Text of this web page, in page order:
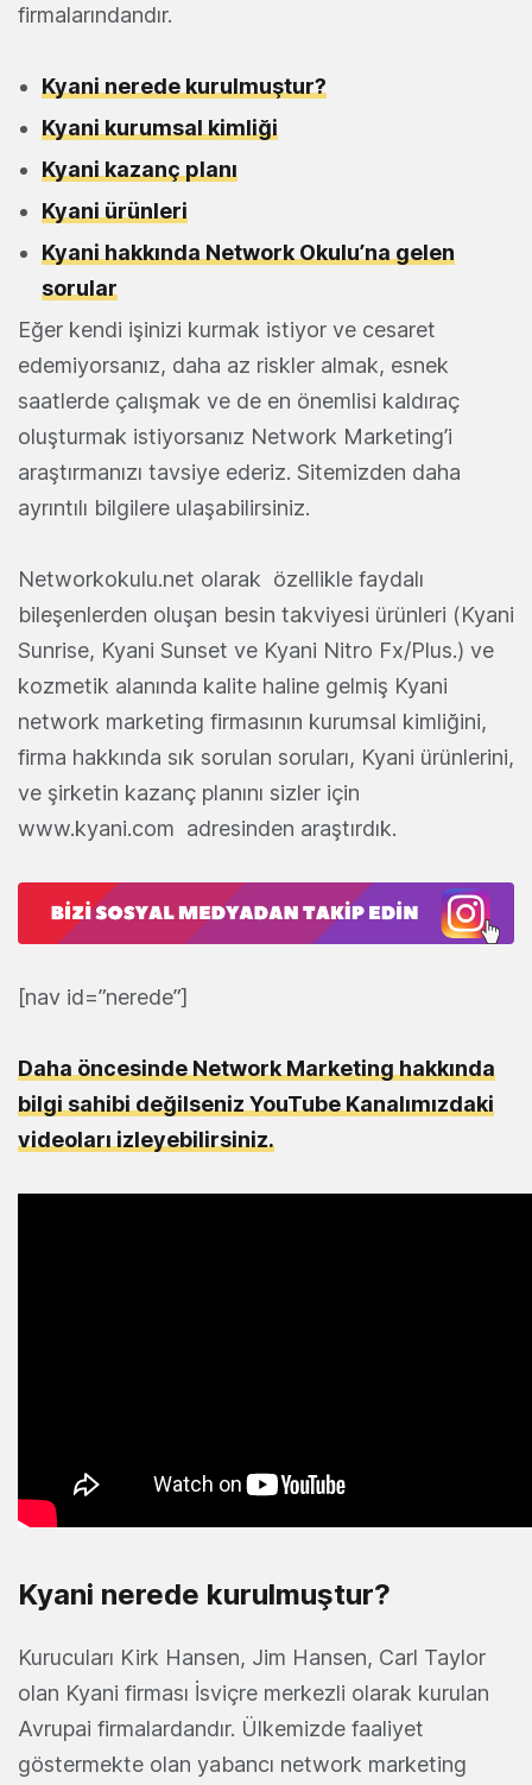
firmalarındandır.
Kyani nerede kurulmuştur?
Kyani kurumsal kimliği
Kyani kazanç planı
Kyani ürünleri
Kyani hakkında Network Okulu’na gelen
sorular
Eğer kendi işinizi kurmak istiyor ve cesaret
edemiyorsanız, daha az riskler almak, esnek
saatlerde çalışmak ve de en önemlisi kaldıraç
oluşturmak istiyorsanız Network Marketing’i
araştırmanızı tavsiye ederiz. Sitemizden daha
ayrıntılı bilgilere ulaşabilirsiniz.
Networkokulu.net olarak özellikle faydalı
bileşenlerden oluşan besin takviyesi ürünleri (Kyani
Sunrise, Kyani Sunset ve Kyani Nitro Fx/Plus.) ve
kozmetik alanında kalite haline gelmiş Kyani
network marketing firmasının kurumsal kimliğini,
firma hakkında sık sorulan soruları, Kyani ürünlerini,
ve şirketin kazanç planını sizler için
www.kyani.com adresinden araştırdık.
[nav id=”nerede”]
Daha öncesinde Network Marketing hakkında
bilgi sahibi değilseniz YouTube Kanalımızdaki
videoları izleyebilirsiniz.
Kyani nerede kurulmuştur?
Kurucuları Kirk Hansen, Jim Hansen, Carl Taylor
olan Kyani firması İsviçre merkezli olarak kurulan
Avrupai firmalardandır. Ülkemizde faaliyet
göstermekte olan yabancı network marketing